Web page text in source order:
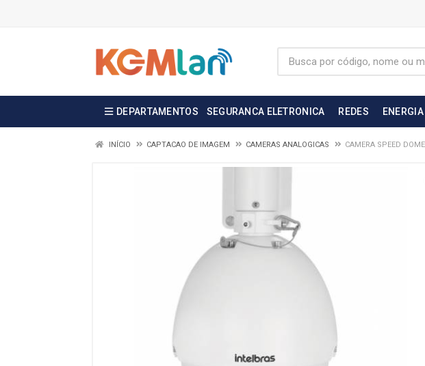
DEPARTAMENTOS SEGURANCA ELETRONICA REDES ENERGIA
INÍCIO CAPTACAO DE IMAGEM CAMERAS ANALOGICAS CAMERA SPEED